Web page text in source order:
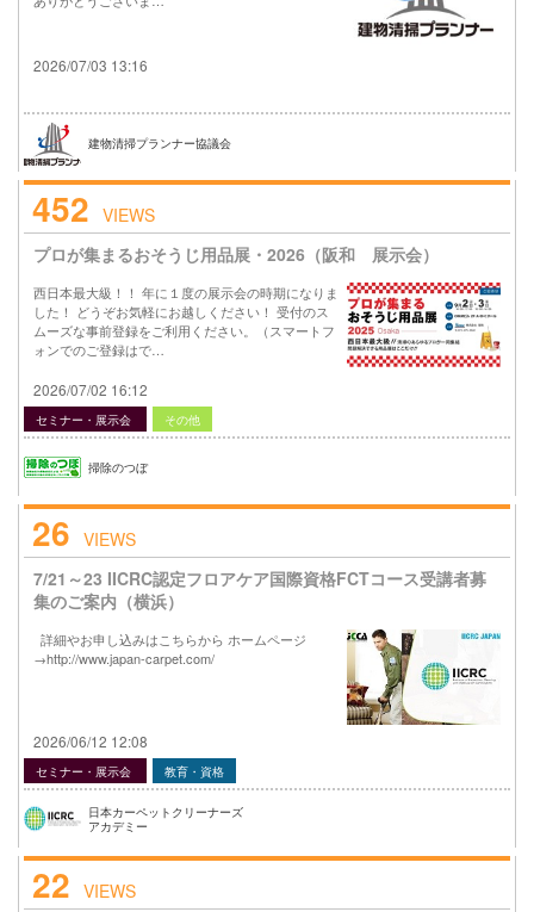
2026/07/03 13:16
建物清掃プランナー協議会
452 VIEWS
プロが集まるおそうじ用品展・2026（阪和 展示会）
西日本最大級！！ 年に１度の展示会の時期になりま
した！ どうぞお気軽にお越しください！ 受付のス
ムーズな事前登録をご利用ください。（スマートフ
ォンでのご登録はで…
2026/07/02 16:12
セミナー・展示会 その他
掃除のつぼ
26 VIEWS
7/21～23 IICRC認定フロアケア国際資格FCTコース受講者募
集のご案内（横浜）
詳細やお申し込みはこちらから ホームページ
→http://www.japan-carpet.com/
2026/06/12 12:08
セミナー・展示会 教育・資格
日本カーペットクリーナーズ
アカデミー
22 VIEWS